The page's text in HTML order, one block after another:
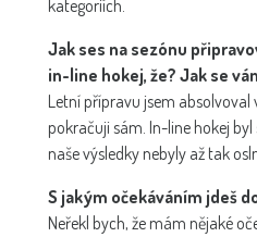
kategoriích.
Jak ses na sezónu
in-line hokej, že? Jak se
Letní přípravu jsem absolvoval
pokračuji sám. In-line hokej
naše výsledky nebyly až tak
S jakým očekáváním jdeš
Neřekl bych, že mám nějaké